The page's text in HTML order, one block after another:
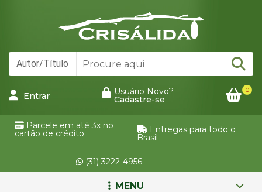
Entrar Usuário Novo?
Cadastre-se
0
Parcele em até 3x no
cartão de crédito Entregas para todo o
Brasil
(31) 3222-4956
MENU